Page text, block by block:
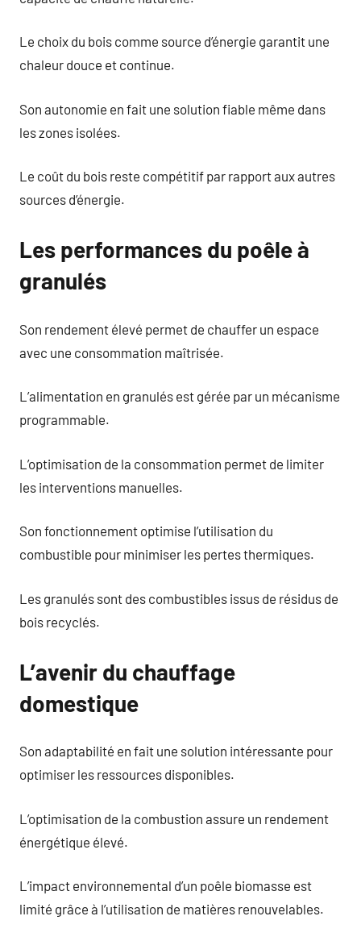
Le choix du bois comme source d’énergie garantit une
chaleur douce et continue.
Son autonomie en fait une solution fiable même dans
les zones isolées.
Le coût du bois reste compétitif par rapport aux autres
sources d’énergie.
Les performances du poêle à
granulés
Son rendement élevé permet de chauffer un espace
avec une consommation maîtrisée.
L’alimentation en granulés est gérée par un mécanisme
programmable.
L’optimisation de la consommation permet de limiter
les interventions manuelles.
Son fonctionnement optimise l’utilisation du
combustible pour minimiser les pertes thermiques.
Les granulés sont des combustibles issus de résidus de
bois recyclés.
L’avenir du chauffage
domestique
Son adaptabilité en fait une solution intéressante pour
optimiser les ressources disponibles.
L’optimisation de la combustion assure un rendement
énergétique élevé.
L’impact environnemental d’un poêle biomasse est
limité grâce à l’utilisation de matières renouvelables.